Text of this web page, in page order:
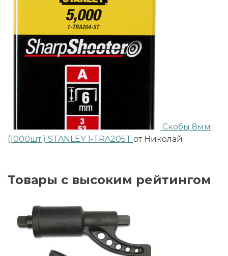
Скобы 8мм
(1000шт.) STANLEY 1-TRA205T от Николай
Товары с высоким рейтингом